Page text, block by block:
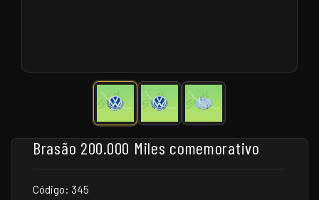
Brasão 200.000 Miles comemorativo
Código: 345